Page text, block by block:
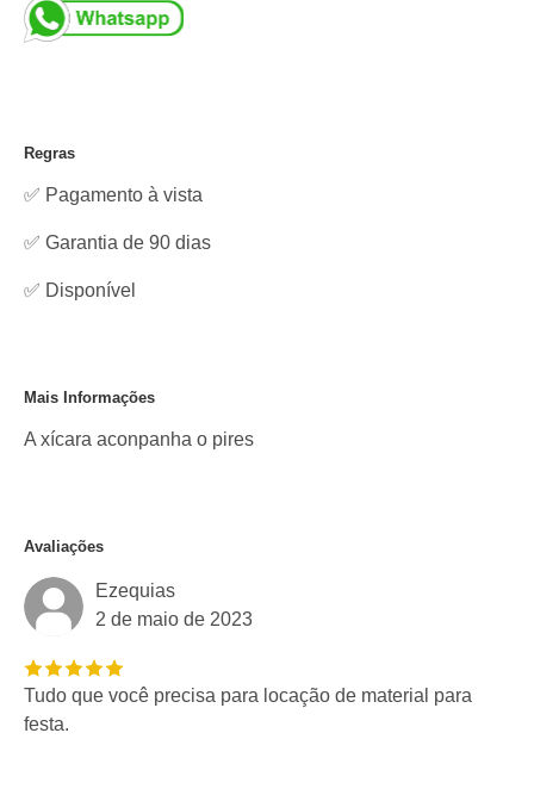
Regras
✅ Pagamento à vista
✅ Garantia de 90 dias
✅ Disponível
Mais Informações
A xícara aconpanha o pires
Avaliações
Ezequias
2 de maio de 2023
Tudo que você precisa para locação de material para
festa.